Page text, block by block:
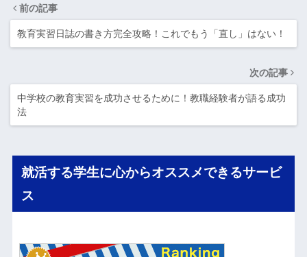
前の記事
教育実習日誌の書き方完全攻略！これでもう「直し」はない！
次の記事
中学校の教育実習を成功させるために！教職経験者が語る成功
法
就活する学生に心からオススメできるサービ
ス